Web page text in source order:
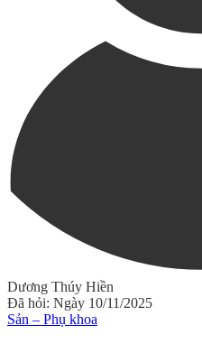
Dương Thúy Hiền
Đã hỏi: Ngày 10/11/2025
Sản – Phụ khoa